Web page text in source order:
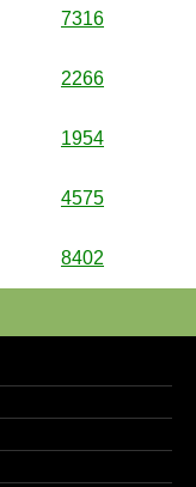
7316
2266
1954
4575
8402